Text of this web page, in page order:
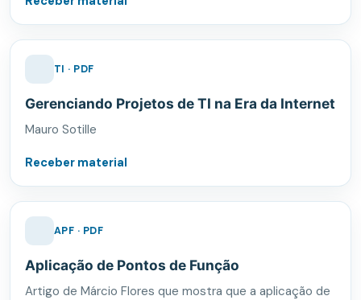
TI · PDF
Gerenciando Projetos de TI na Era da Internet
Mauro Sotille
Receber material
APF · PDF
Aplicação de Pontos de Função
Artigo de Márcio Flores que mostra que a aplicação de